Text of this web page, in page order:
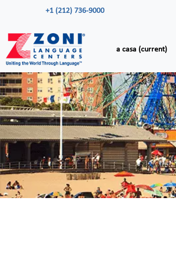
+1 (212) 736-9000
a casa (current)